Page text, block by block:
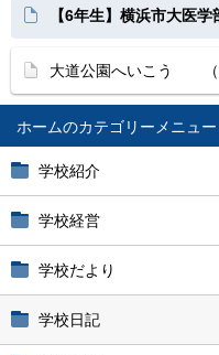
ホーム
学校紹介
学校経営
学校だより
学校日記
【6年生】横浜市大医
大道公園へいこう （